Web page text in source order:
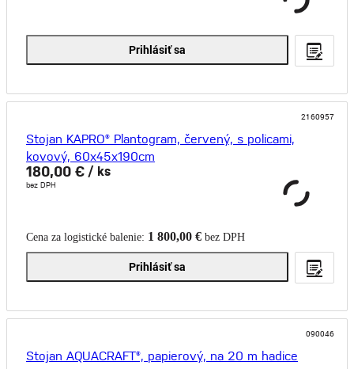
Prihlásiť sa
2160957
Stojan KAPRO® Plantogram, červený, s policami,
kovový, 60x45x190cm
180,00 € / ks
bez DPH
Cena za logistické balenie: 1 800,00 € bez DPH
Prihlásiť sa
090046
Stojan AQUACRAFT®, papierový, na 20 m hadice